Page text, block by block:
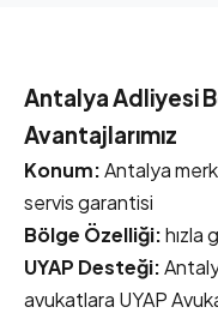
Antalya Adliyesi
Avantajlarımız
Konum:Antalya
servis garantisi
Bölge Özelliği:hızla
UYAP Desteği:
avukatlara UYAP